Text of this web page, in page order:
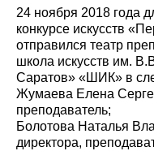
24 ноября 2018 года
конкурсе искусств
отправился театр
школа искусств им.
Саратов» «ШИК» в
Жумаева Елена
преподаватель;
Болотова Наталья
директора,